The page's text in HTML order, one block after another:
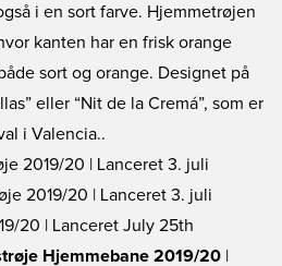
i en sort farve. Hjemmetrøjen
kanten har en frisk orange
sort og orange. Designet på
eller “Nit de la Cremá”, som er
i Valencia..
2019/20 | Lanceret 3. juli
2019/20 | Lanceret 3. juli
20 | Lanceret July 25th
Hjemmebane 2019/20